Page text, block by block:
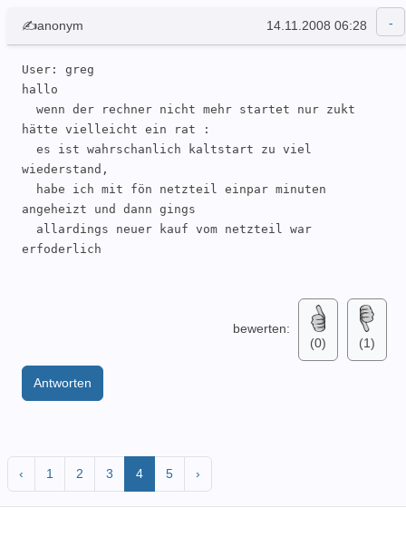
✍anonym 14.11.2008 06:28
User: greg
hallo
hätte vielleicht ein rat :
wiederstand,
angeheizt und dann gings
erfoderlich
bewerten:
(0)
(1)
Antworten
‹ 1 2 3 4 5 ›